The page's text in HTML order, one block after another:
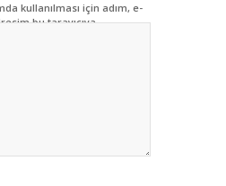
kullanılması için adım, e-
bu tarayıcıya